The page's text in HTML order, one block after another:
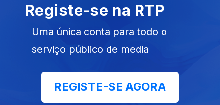
06 dez. 2025
22 nov. 2025
Registe-se na RTP
Uma única conta para todo o
serviço público de media
REGISTE-SE AGORA